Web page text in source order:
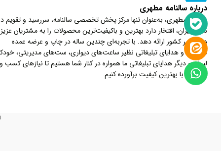
درباره سالنامه مطهری
سالنامه مطهری، به‌عنوان تنها مرکز پخش تخصصی سالنامه، سررسید و تقویم
شمال ایران، افتخار دارد بهترین و باکیفیت‌ترین محصولات را به مشتریان عزیز
در سراسر کشور ارائه دهد. با تجربه‌ای چندین ساله در چاپ و عرضه عمده
سررسید و هدایای تبلیغاتی نظیر ساعت‌های دیواری، ست‌های مدیریتی،
لیوان و دیگر هدایای تبلیغاتی ما همواره در کنار شما هستیم تا نیازهای کسب و
کارتان را با بهترین کیفیت برآورده کنیم.